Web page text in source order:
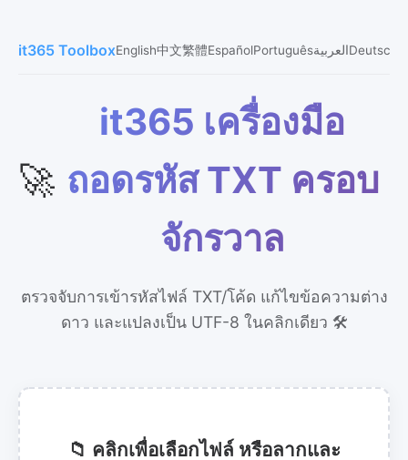
it365 ToolboxEnglish中文繁體EspañolPortuguêsالعربيةDeutsch
🚀
it365 เครื่องมือ
ถอดรหัส TXT ครอบ
จักรวาล
ตรวจจับการเข้ารหัสไฟล์ TXT/โค้ด แก้ไขข้อความต่าง
ดาว และแปลงเป็น UTF-8 ในคลิกเดียว 🛠️
📁 คลิกเพื่อเลือกไฟล์ หรือลากและ